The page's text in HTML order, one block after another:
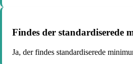
Findes der standardiserede
Ja, der findes standardiserede